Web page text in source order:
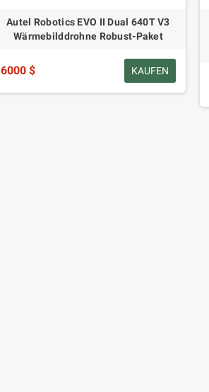
Autel Robotics EVO II Dual 640T V3
Wärmebilddrohne Robust-Paket
6000 $ KAUFEN